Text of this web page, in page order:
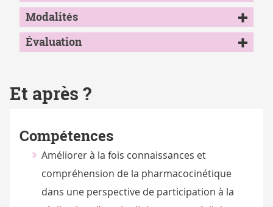
Modalités
Évaluation
Et après ?
Compétences
Améliorer à la fois connaissances et
compréhension de la pharmacocinétique
dans une perspective de participation à la